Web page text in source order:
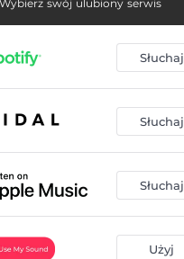
Wybierz swój ulubiony serwis
Słuchaj
Słuchaj
Słuchaj
Użyj